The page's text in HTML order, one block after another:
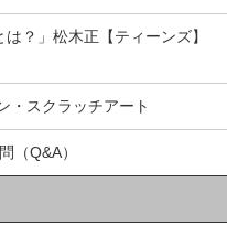
？」松木正【ティーンズ】
スクラッチアート
（Q&A）